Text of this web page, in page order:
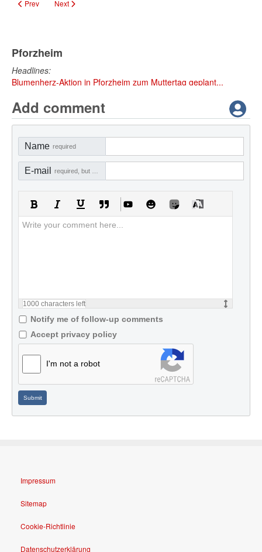
Previous article: Vollsperrung Forststräßchen Dillweißenstein–Huchenfeld
Prev Next article: Neuer Kultur- und Stadtatlas zeigt Pforzheims Vielfalt
Next
Pforzheim
Headlines:
Blumenherz-Aktion in Pforzheim zum Muttertag geplant...
Add comment
Name required
E-mail
1000 characters left
Notify me of follow-up comments
Accept privacy policy
I'm not a robot
Submit
Impressum
Sitemap
Cookie-Richtlinie
Datenschutzerklärung